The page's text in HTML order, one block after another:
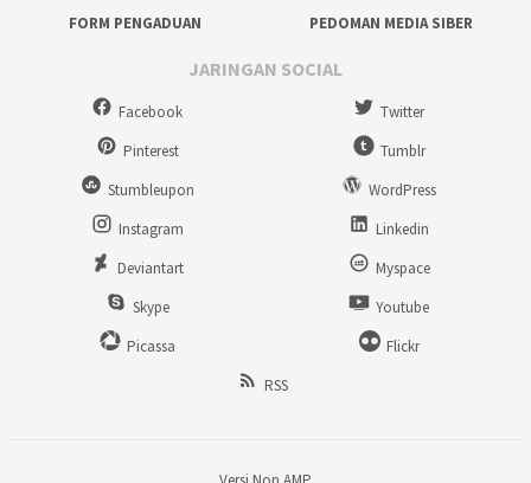
FORM PENGADUAN
PEDOMAN MEDIA SIBER
JARINGAN SOCIAL
Facebook
Twitter
Pinterest
Tumblr
Stumbleupon
WordPress
Instagram
Linkedin
Deviantart
Myspace
Skype
Youtube
Picassa
Flickr
RSS